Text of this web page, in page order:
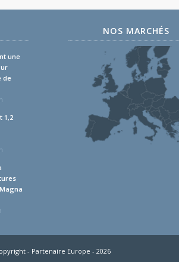
une
de
1,2
NOS MARCHÉS
- Partenaire Europe - 2026